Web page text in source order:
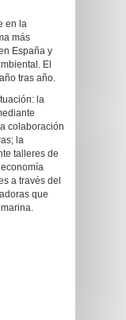
en la
más
España y
El
tras año.
la
colaboración
la
talleres de
a través del
que